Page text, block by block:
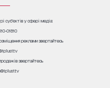
суб’єктів у сфері медіа:
01810
реклами звертайтесь
звертайтесь